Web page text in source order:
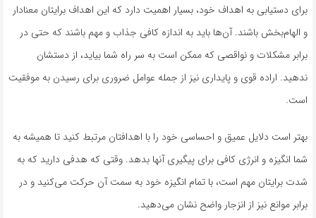
برای دستیابی به اهداف خود، بسیار اهمیت دارد که این اهداف برایتان معنادار
و الهام‌بخش باشند. آن‌ها باید به اندازه کافی جذاب و مهم باشند که حتی در
برابر مشکلات و نواقصی که ممکن است به سر راه شما بیاید، از دستشان
ندهید. اراده قوی و پایداری نیز از جمله عوامل ضروری برای رسیدن به موفقیت
است.
بهتر است دلایل عمیق و احساسی خود را با اهدافتان مرتبط کنید تا همیشه به
شما انگیزه و انرژی کافی برای پیگیری آنها بدهد. وقتی که هدفی دارید که به
شدت برایتان مهم است، با تمام انگیزه خود به سمت آن حرکت می‌کنید و در
برابر موانع نیز از انزجار واضح نشان می‌دهید.